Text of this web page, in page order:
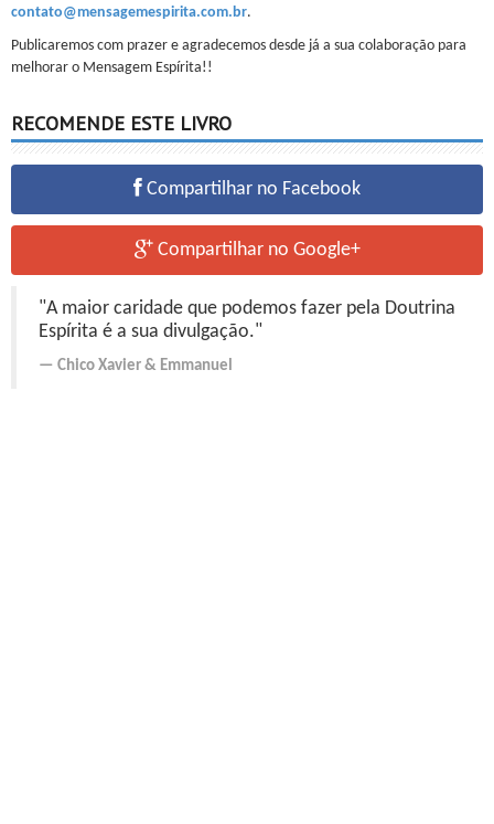
contato@mensagemespirita.com.br.
Publicaremos com prazer e agradecemos desde já a sua colaboração para
melhorar o Mensagem Espírita!!
RECOMENDE ESTE LIVRO
Compartilhar no Facebook
Compartilhar no Google+
"A maior caridade que podemos fazer pela Doutrina
Espírita é a sua divulgação."
Chico Xavier & Emmanuel